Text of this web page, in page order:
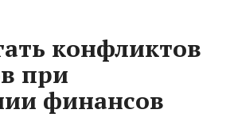
конфликтов
при
финансов